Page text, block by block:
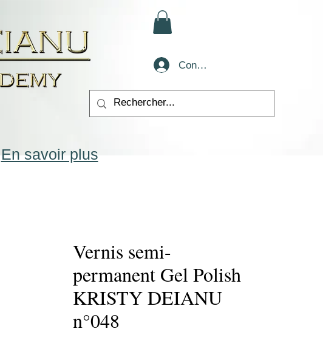
Conectează-te
Vernis semi-
permanent Gel Polish
KRISTY DEIANU
n°048
En savoir plus